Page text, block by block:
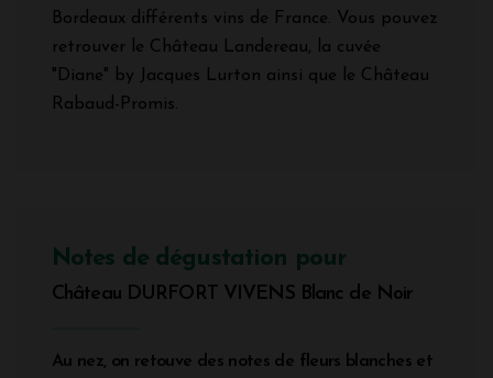
Bordeaux différents vins de France. Vous pouvez
retrouver le Château Landereau, la cuvée
"Diane" by Jacques Lurton ainsi que le Château
Rabaud-Promis.
Notes de dégustation pour
Château DURFORT VIVENS Blanc de Noir
Au nez, on retouve des notes de fleurs blanches et